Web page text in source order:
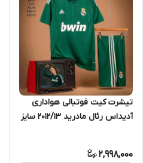
تیشرت کیت فوتبالی هواداری
آدیداس رئال مادرید 2012/13 سایز
2,998,000